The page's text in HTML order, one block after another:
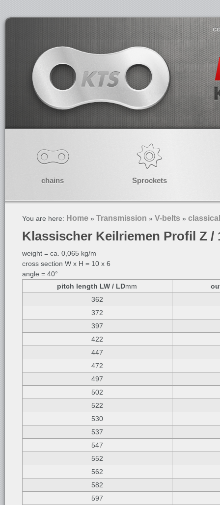
chains Sprockets
You are here: Home » Transmission » V-belts »
Klassischer Keilriemen Profil Z /
weight = ca. 0,065 kg/m
cross section W x H = 10 x 6
angle = 40°
pitch length LW / LDmm
362
372
397
422
447
472
497
502
522
530
537
547
552
562
582
597